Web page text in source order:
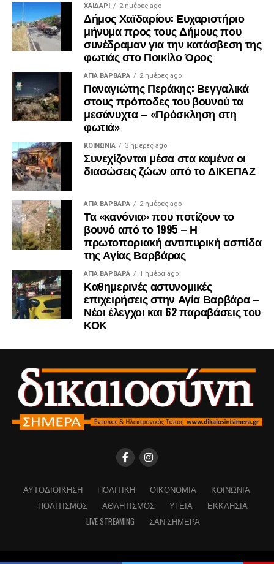
ΧΑΪΔΑΡΙ 2 ημέρες ago
Δήμος Χαϊδαρίου: Ευχαριστήριο
μήνυμα προς τους Δήμους που
συνέδραμαν για την κατάσβεση της
φωτιάς στο Ποικίλο Όρος
ΑΓΙΑ ΒΑΡΒΑΡΑ 2 ημέρες ago
Παναγιώτης Περάκης: Βεγγαλικά
στους πρόποδες του βουνού τα
μεσάνυχτα – «Πρόσκληση στη
φωτιά»
ΚΟΙΝΩΝΊΑ 3 ημέρες ago
Συνεχίζονται μέσα στα καμένα οι
διασώσεις ζώων από το ΔΙΚΕΠΑΖ
ΑΓΙΑ ΒΑΡΒΑΡΑ 2 ημέρες ago
Τα «κανόνια» που ποτίζουν το
βουνό από το 1995 – Η
πρωτοποριακή αντιπυρική ασπίδα
της Αγίας Βαρβάρας
ΑΓΙΑ ΒΑΡΒΑΡΑ 1 ημέρα ago
Καθημερινές αστυνομικές
επιχειρήσεις στην Αγία Βαρβάρα –
Νέοι έλεγχοι και 62 παραβάσεις του
ΚΟΚ
ΑΥΤΟΔΙΟΊΚΗΣΗ ΠΟΛΙΤΙΚΉ ΟΙΚΟΝΟΜΊΑ
ΚΟΙΝΩΝΊΑ
ΠΟΛΙΤΙΣΜΌΣ
ΑΘΛΗΤΙΣΜΌΣ ΥΓΕΊΑ
ΕΚΚΛΗΣΊΑ
LIVE STREAMING
ΣΑΝ ΣΉΜΕΡΑ